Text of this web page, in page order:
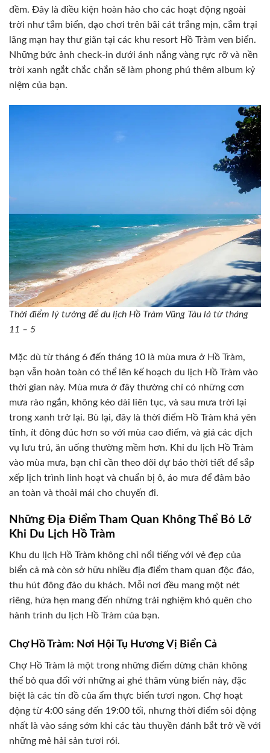
đềm. Đây là điều kiện hoàn hảo cho các hoạt động ngoài
trời như tắm biển, dạo chơi trên bãi cát trắng mịn, cắm trại
lãng mạn hay thư giãn tại các khu resort Hồ Tràm ven biển.
Những bức ảnh check-in dưới ánh nắng vàng rực rỡ và nền
trời xanh ngắt chắc chắn sẽ làm phong phú thêm album kỷ
niệm của bạn.
Thời điểm lý tưởng để du lịch Hồ Tràm Vũng Tàu là từ tháng
11 – 5
Mặc dù từ tháng 6 đến tháng 10 là mùa mưa ở Hồ Tràm,
bạn vẫn hoàn toàn có thể lên kế hoạch du lịch Hồ Tràm vào
thời gian này. Mùa mưa ở đây thường chỉ có những cơn
mưa rào ngắn, không kéo dài liên tục, và sau mưa trời lại
trong xanh trở lại. Bù lại, đây là thời điểm Hồ Tràm khá yên
tĩnh, ít đông đúc hơn so với mùa cao điểm, và giá các dịch
vụ lưu trú, ăn uống thường mềm hơn. Khi du lịch Hồ Tràm
vào mùa mưa, bạn chỉ cần theo dõi dự báo thời tiết để sắp
xếp lịch trình linh hoạt và chuẩn bị ô, áo mưa để đảm bảo
an toàn và thoải mái cho chuyến đi.
Những Địa Điểm Tham Quan Không Thể Bỏ Lỡ
Khi Du Lịch Hồ Tràm
Khu du lịch Hồ Tràm không chỉ nổi tiếng với vẻ đẹp của
biển cả mà còn sở hữu nhiều địa điểm tham quan độc đáo,
thu hút đông đảo du khách. Mỗi nơi đều mang một nét
riêng, hứa hẹn mang đến những trải nghiệm khó quên cho
hành trình du lịch Hồ Tràm của bạn.
Chợ Hồ Tràm: Nơi Hội Tụ Hương Vị Biển Cả
Chợ Hồ Tràm là một trong những điểm dừng chân không
thể bỏ qua đối với những ai ghé thăm vùng biển này, đặc
biệt là các tín đồ của ẩm thực biển tươi ngon. Chợ hoạt
động từ 4:00 sáng đến 19:00 tối, nhưng thời điểm sôi động
nhất là vào sáng sớm khi các tàu thuyền đánh bắt trở về với
những mẻ hải sản tươi rói.